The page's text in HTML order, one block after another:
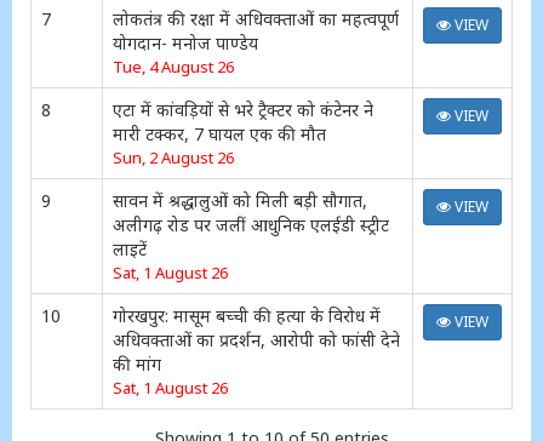
7
लोकतंत्र की रक्षा में अधिवक्ताओं का महत्वपूर्ण
योगदान- मनोज पाण्डेय
Tue, 4 August 26
VIEW
8
एटा में कांवड़ियों से भरे ट्रैक्टर को कंटेनर ने
मारी टक्कर, 7 घायल एक की मौत
Sun, 2 August 26
VIEW
9
सावन में श्रद्धालुओं को मिली बड़ी सौगात,
अलीगढ़ रोड पर जलीं आधुनिक एलईडी स्ट्रीट
लाइटें
Sat, 1 August 26
VIEW
10
गोरखपुर: मासूम बच्ची की हत्या के विरोध में
अधिवक्ताओं का प्रदर्शन, आरोपी को फांसी देने
की मांग
Sat, 1 August 26
VIEW